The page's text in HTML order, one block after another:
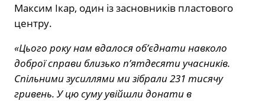
Максим Ікар, один із засновників пластового
центру.
«Цього року нам вдалося об’єднати навколо
доброї справи близько п’ятдесяти учасників.
Спільними зусиллями ми зібрали 231 тисячу
гривень. У цю суму увійшли донати в